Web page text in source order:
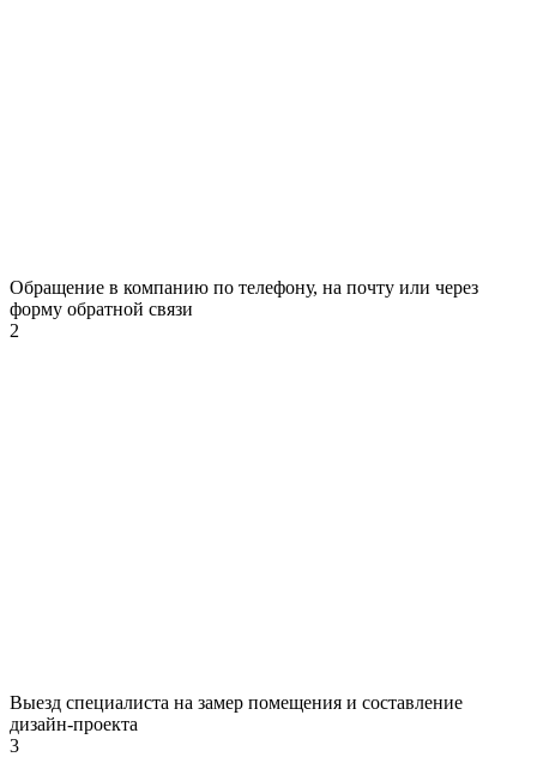
Обращение в компанию по телефону, на почту или через
форму обратной связи
2
Выезд специалиста на замер помещения и составление
дизайн-проекта
3